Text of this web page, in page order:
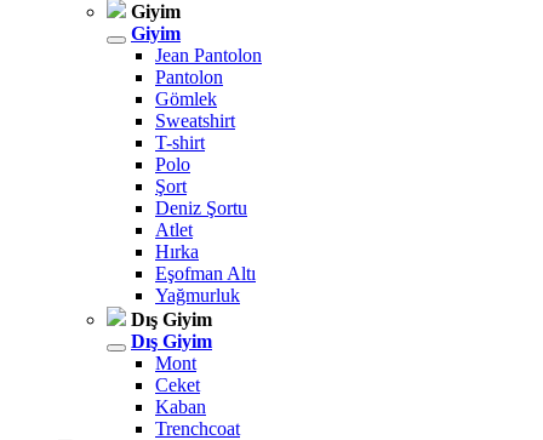
Giyim
Giyim
Jean Pantolon
Pantolon
Gömlek
Sweatshirt
T-shirt
Polo
Şort
Deniz Şortu
Atlet
Hırka
Eşofman Altı
Yağmurluk
Dış Giyim
Dış Giyim
Mont
Ceket
Kaban
Trenchcoat